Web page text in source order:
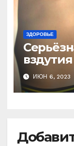
ЗДОРОВЬЕ
лет.
это
ИЮН 6, 2023